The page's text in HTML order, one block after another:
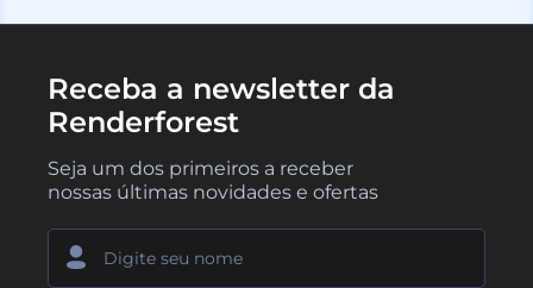
Receba a newsletter da
Renderforest
Seja um dos primeiros a receber
nossas últimas novidades e ofertas